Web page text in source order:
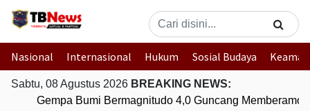
Nasional Internasional Hukum Sosial Budaya
Sabtu, 08 Agustus 2026 BREAKING NEWS:
Gempa Bumi Bermagnitudo 4,0 Guncang Memberamo